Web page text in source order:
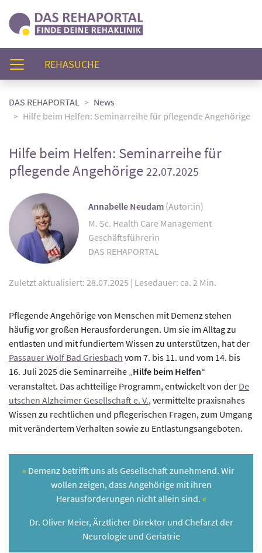
REHASUCHE(AKTUELL)
DAS REHAPORTAL
News
Hilfe beim Helfen: Seminarreihe für pflegende Angehörige
Hilfe beim Helfen: Seminarreihe für
pflegende Angehörige22.07.2025
Annabelle Neudam (Autor:in)
M. Sc. Health Care Management
Geschäftsführerin
DAS REHAPORTAL
Zuletzt aktualisiert: 28.07.2025 | Lesedauer: ca. 2 Min.
Pflegende Angehörige von Menschen mit Demenz stehen
häufig vor großen Herausforderungen. Um sie im Alltag zu
entlasten und mit fundiertem Wissen zu unterstützen, hat der
Passauer Wolf Bad Griesbach vom 7. bis 11. und vom 14. bis
16. Juli 2025 die Seminarreihe „Hilfe beim Helfen“
veranstaltet. Das achtteilige Programm, entwickelt von der De
utschen Alzheimer Gesellschaft e. V., vermittelte praxisnahes
Wissen zu rechtlichen und pflegerischen Fragen, zum Umgang
mit verändertem Verhalten sowie zu Entlastungsangeboten.
Demenz betrifft uns als Gesellschaft zunehmend. Wir
wollen zeigen, dass Angehörige mit ihren
Herausforderungen nicht allein sind.
Dr. Oliver Meier, Ärztlicher Direktor und Chefarzt der
Neurologie und Geriatrie